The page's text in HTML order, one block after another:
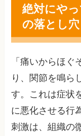
絶対にや
の落とし穴
「痛いからほ
り、関節を鳴ら
す。これは症状
に悪化させる行
刺激は、組織の